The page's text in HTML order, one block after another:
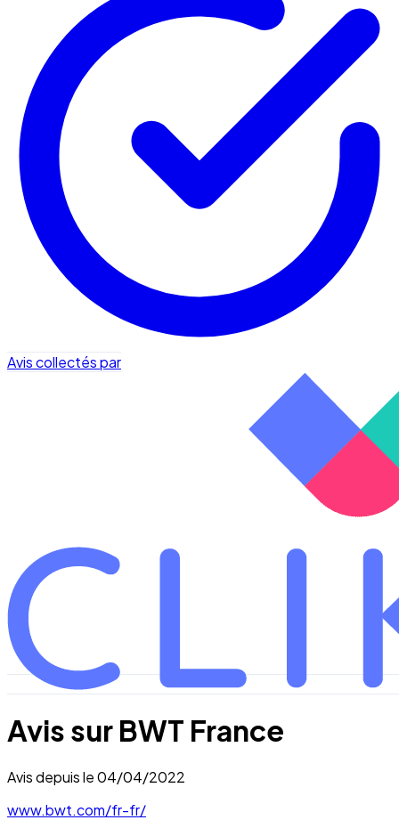
Avis collectés par
Avis sur BWT France
Avis depuis le04/04/2022
www.bwt.com/fr-fr/